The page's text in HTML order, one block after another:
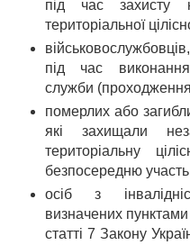
під час захисту
територіальної
під час виконання
служби
померлих або
які захищали
територіальну
безпосередню
осіб з
визначених
статті 7 Закону